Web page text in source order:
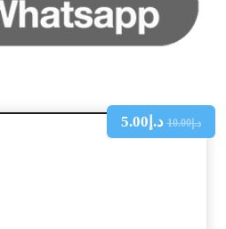
د.إ10.00 د.إ 5.00